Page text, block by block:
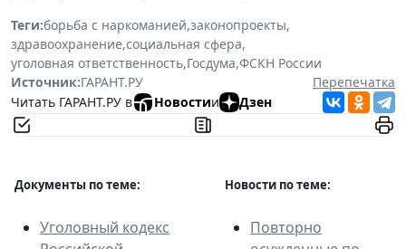
Теги:борьба с наркоманией,законопроекты,
здравоохранение,социальная сфера,
уголовная ответственность,Госдума,ФСКН России
Источник:ГАРАНТ.РУ
Перепечатка
Читать ГАРАНТ.РУ в
Новостии Дзен
Документы по теме: Новости по теме:
Уголовный кодекс
Повторно